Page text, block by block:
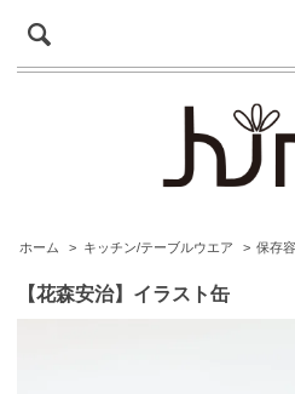
ホーム > キッチン/テーブルウエア > 保存
【花森安治】イラスト缶